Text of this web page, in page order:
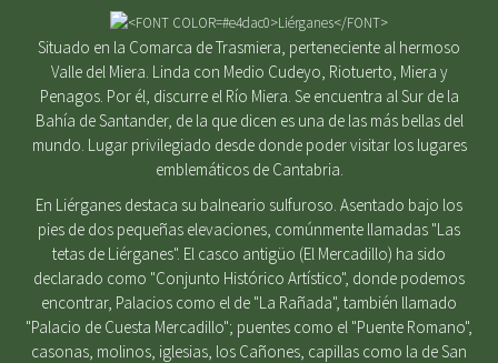
Situado en la Comarca de Trasmiera, perteneciente al hermoso
Valle del Miera. Linda con Medio Cudeyo, Riotuerto, Miera y
Penagos. Por él, discurre el Río Miera. Se encuentra al Sur de la
Bahía de Santander, de la que dicen es una de las más bellas del
mundo. Lugar privilegiado desde donde poder visitar los lugares
emblemáticos de Cantabria.
En Liérganes destaca su balneario sulfuroso. Asentado bajo los
pies de dos pequeñas elevaciones, comúnmente llamadas "Las
tetas de Liérganes". El casco antigüo (El Mercadillo) ha sido
declarado como "Conjunto Histórico Artístico", donde podemos
encontrar, Palacios como el de "La Rañada", también llamado
"Palacio de Cuesta Mercadillo"; puentes como el "Puente Romano",
casonas, molinos, iglesias, los Cañones, capillas como la de San